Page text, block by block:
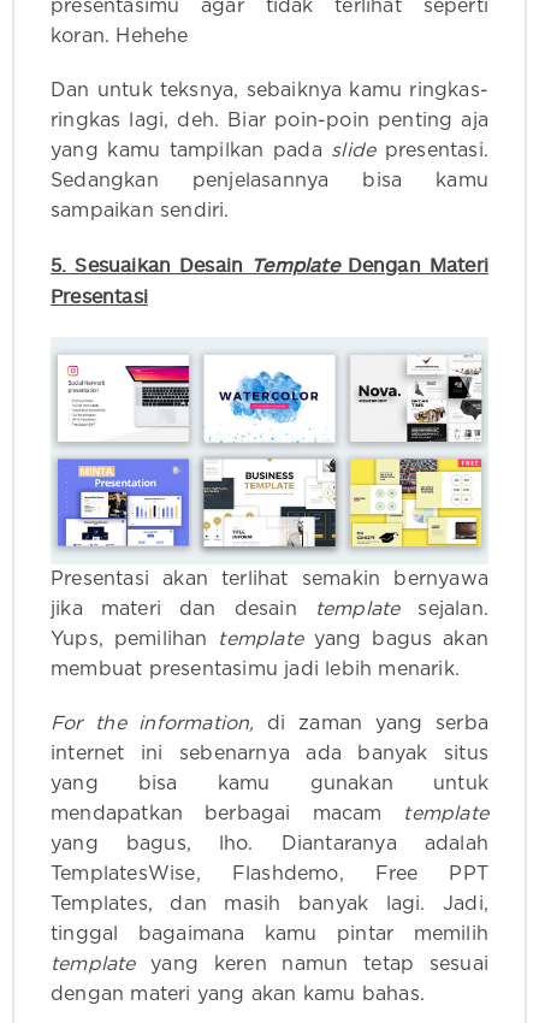
presentasimu agar tidak terlihat seperti
koran. Hehehe
Dan untuk teksnya, sebaiknya kamu ringkas-
ringkas lagi, deh. Biar poin-poin penting aja
yang kamu tampilkan pada slidepresentasi.
Sedangkan penjelasannya bisa kamu
sampaikan sendiri.
5. Sesuaikan Desain TemplateDengan Materi
Presentasi
Presentasi akan terlihat semakin bernyawa
jika materi dan desain
templatesejalan.
Yups, pemilihan
templateyang bagus akan
membuat presentasimu jadi lebih menarik.
For the information,
di zaman yang serba
internet ini sebenarnya ada banyak situs
yang bisa kamu gunakan untuk
mendapatkan berbagai macam
template
yang bagus, lho. Diantaranya adalah
TemplatesWise, Flashdemo, Free PPT
Templates, dan masih banyak lagi. Jadi,
tinggal bagaimana kamu pintar memilih
templateyang keren namun tetap sesuai
dengan materi yang akan kamu bahas.